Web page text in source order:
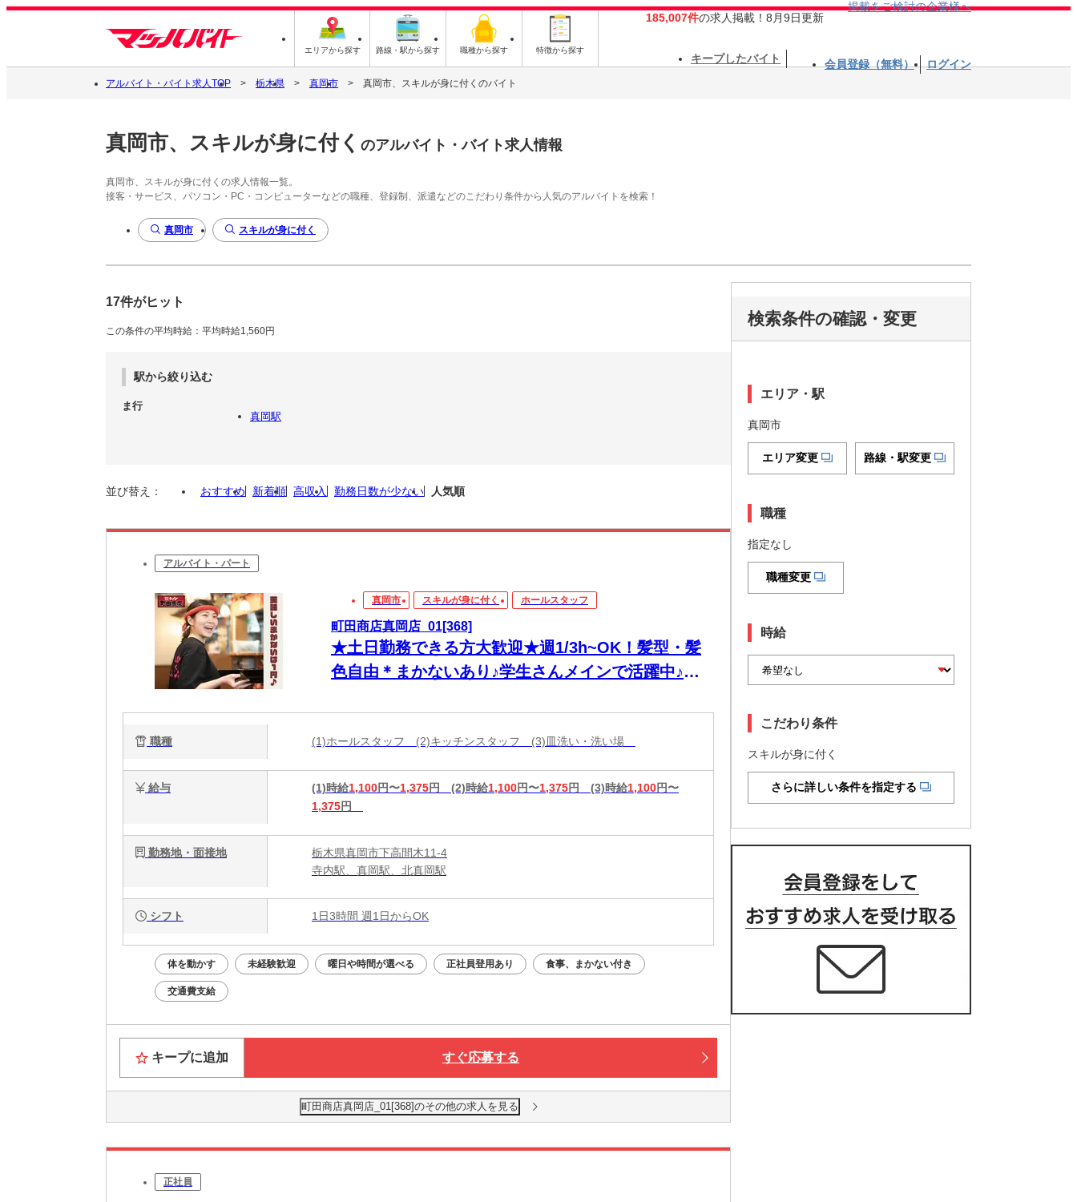
エリアから探す 路線・駅から探す 職種から探す 特徴から探す
185,007件の求人掲載！8月9日更新
掲載をご検討の企業様へ
キープしたバイト 会員登録（無料） ログイン
アルバイト・バイト求人TOP 栃木県 真岡市 真岡市、スキルが身に付くのバイト
真岡市、スキルが身に付く のアルバイト・バイト求人情報
真岡市、スキルが身に付くの求人情報一覧。
接客・サービス、パソコン・PC・コンピューターなどの職種、登録制、派遣などのこだわり条件から人気のアルバイトを検索！
真岡市 スキルが身に付く
17件がヒット
この条件の平均時給：平均時給1,560円
駅から絞り込む
ま行
真岡駅
並び替え： おすすめ 新着順 高収入 勤務日数が少ない 人気順
アルバイト・パート
真岡市 スキルが身に付く ホールスタッフ
町田商店真岡店_01[368]
★土日勤務できる方大歓迎★週1/3h~OK！髪型・髪
色自由＊まかないあり♪学生さんメインで活躍中♪友
職種 (1)ホールスタッフ (2)キッチンスタッフ (3)皿洗い・洗い場
給与 (1)時給1,100円〜1,375円 (2)時給1,100円〜1,375円 (3)時給1,100円〜
1,375円
勤務地・面接地
栃木県真岡市下高間木11-4
寺内駅、真岡駅、北真岡駅
シフト 1日3時間 週1日からOK
体を動かす 未経験歓迎 曜日や時間が選べる 正社員登用あり 食事、まかない付き
交通費支給
キープに追加 すぐ応募する
町田商店真岡店_01[368]のその他の求人を見る
正社員
検索条件の確認・変更
エリア・駅
真岡市
エリア変更 路線・駅変更
職種
指定なし
職種変更
時給
こだわり条件
スキルが身に付く
さらに詳しい条件を指定する